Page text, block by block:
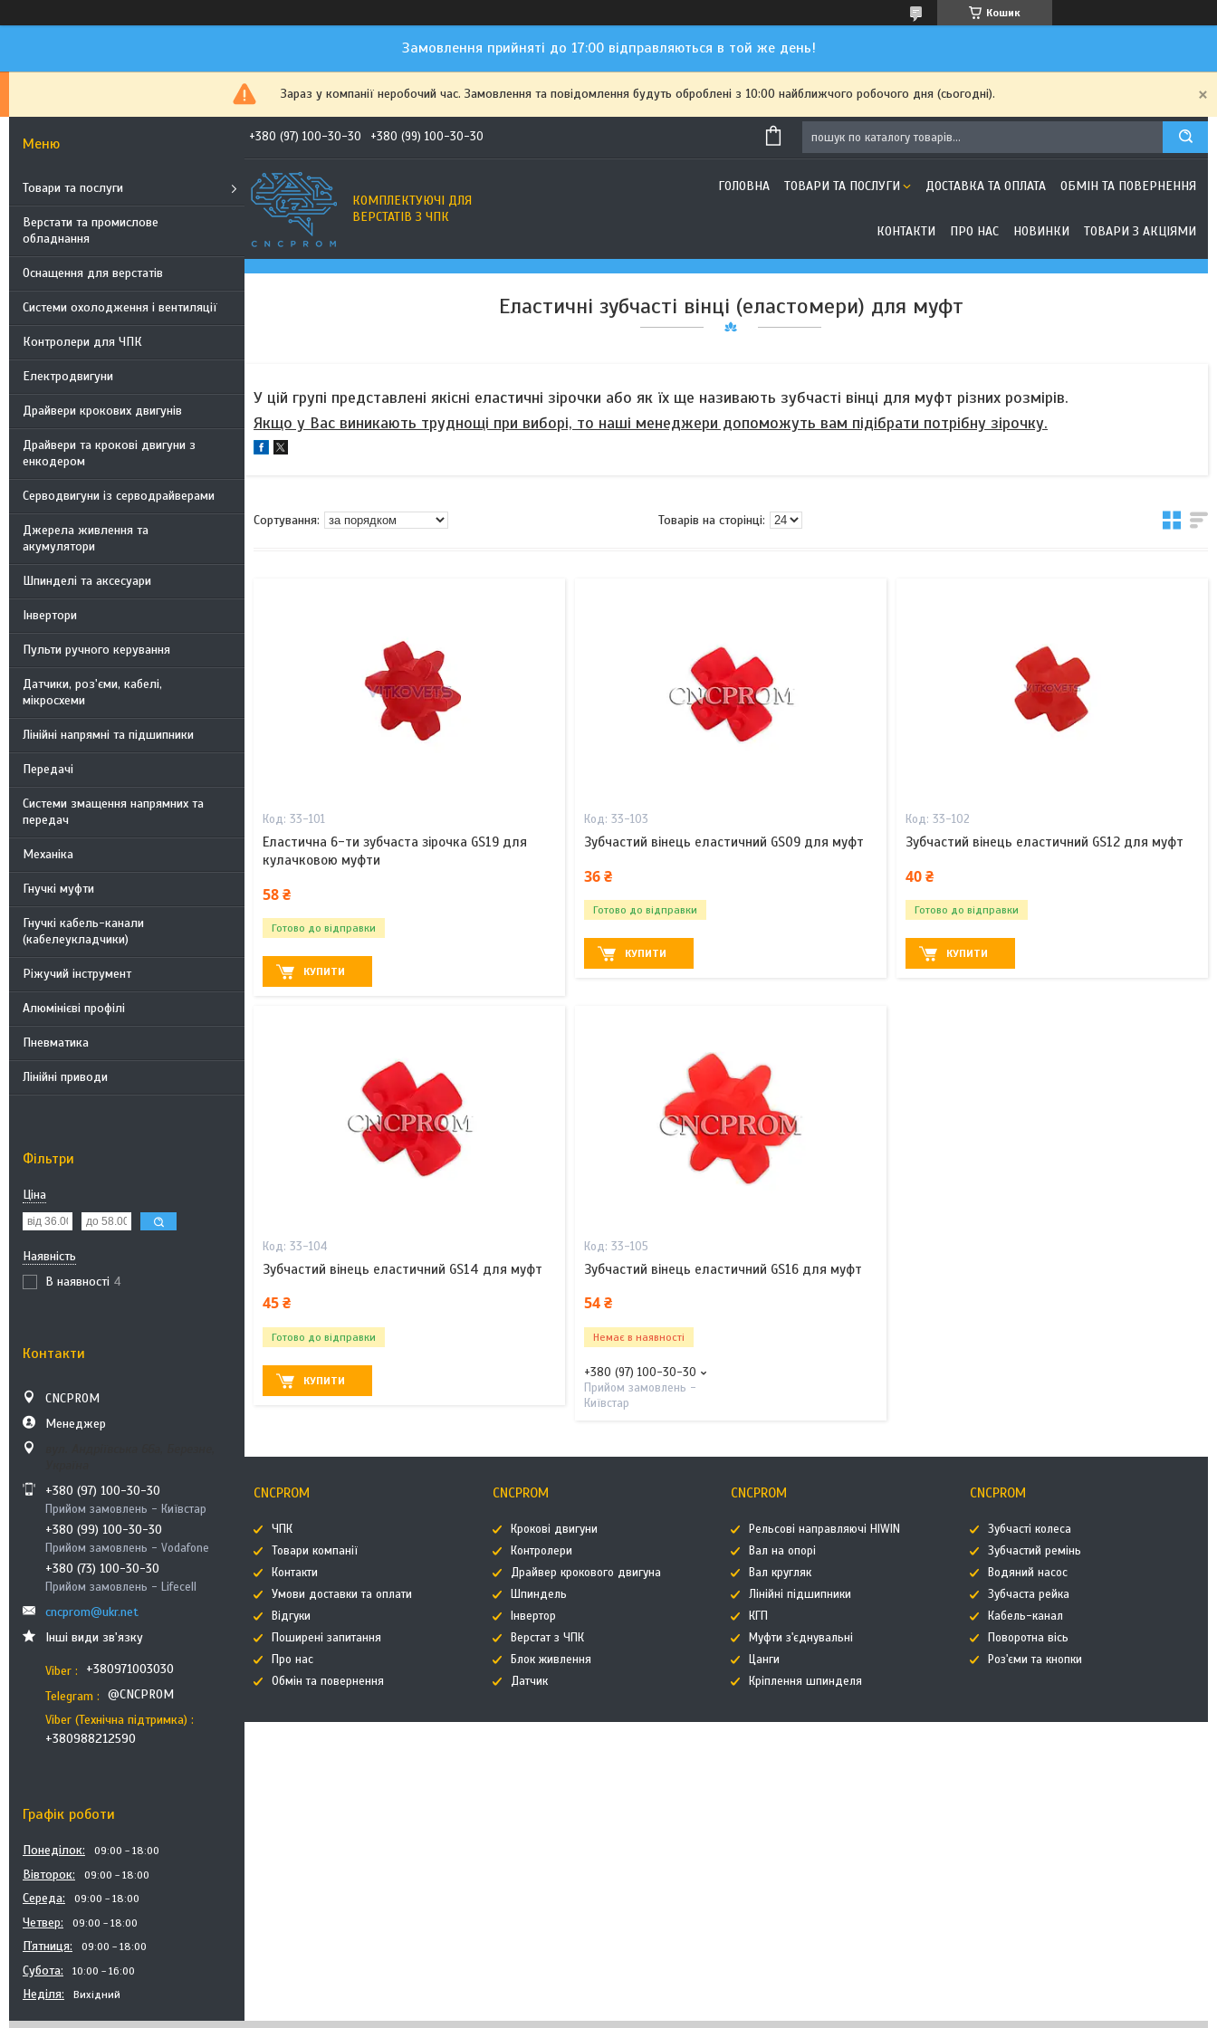
Кошик
Замовлення прийняті до 17:00 відправляються в той же день!
Зараз у компанії неробочий час. Замовлення та повідомлення будуть оброблені з 10:00 найближчого робочого дня (сьогодні).
Товари та послуги
Верстати та промислове
обладнання
Оснащення для верстатів
Системи охолодження і вентиляції
Контролери для ЧПК
Електродвигуни
Драйвери крокових двигунів
Драйвери та крокові двигуни з
енкодером
Серводвигуни із серводрайверами
Джерела живлення та
акумулятори
Шпинделі та аксесуари
Інвертори
Пульти ручного керування
Датчики, роз'єми, кабелі,
мікросхеми
Лінійні напрямні та підшипники
Передачі
Системи змащення напрямних та
передач
Механіка
Гнучкі муфти
Гнучкі кабель-канали
(кабелеукладчики)
Ріжучий інструмент
Алюмінієві профілі
Пневматика
Лінійні приводи
Фільтри
Ціна
Наявність
В наявності 4
Контакти
CNCPROM
Менеджер
+380 (97) 100-30-30
Прийом замовлень - Київстар
+380 (99) 100-30-30
Прийом замовлень - Vodafone
+380 (73) 100-30-30
Прийом замовлень - Lifecell
cncprom@ukr.net
Інші види зв'язку
Viber
+380971003030
Telegram
@CNCPROM
Viber (Технічна підтримка)
+380988212590
Графік роботи
Понеділок 09:00 18:00
Вівторок 09:00 18:00
Середа 09:00 18:00
Четвер 09:00 18:00
Пʼятниця 09:00 18:00
Субота 10:00 16:00
Неділя Вихідний
+380 (97) 100-30-30 +380 (99) 100-30-30
КОМПЛЕКТУЮЧІ ДЛЯ
ВЕРСТАТІВ З ЧПК
ГОЛОВНА ТОВАРИ ТА ПОСЛУГИ ДОСТАВКА ТА ОПЛАТА ОБМІН ТА ПОВЕРНЕННЯ
КОНТАКТИ ПРО НАС НОВИНКИ ТОВАРИ З АКЦІЯМИ
Еластичні зубчасті вінці (еластомери) для муфт
У цій групі представлені якісні еластичні зірочки або як їх ще називають зубчасті вінці для муфт різних розмірів.
Якщо у Вас виникають труднощі при виборі, то наші менеджери допоможуть вам підібрати потрібну зірочку.
33-101
Еластична 6-ти зубчаста зірочка GS19 для
кулачковою муфти
58 ₴
Готово до відправки
КУПИТИ
33-103
Зубчастий вінець еластичний GS09 для муфт
36 ₴
Готово до відправки
КУПИТИ
33-102
Зубчастий вінець еластичний GS12 для муфт
40 ₴
Готово до відправки
КУПИТИ
33-104
Зубчастий вінець еластичний GS14 для муфт
45 ₴
Готово до відправки
КУПИТИ
33-105
Зубчастий вінець еластичний GS16 для муфт
54 ₴
Немає в наявності
+380 (97) 100-30-30
Прийом замовлень -
Київстар
CNCPROM
ЧПК
Товари компанії
Контакти
Умови доставки та оплати
Відгуки
Поширені запитання
Про нас
Обмін та повернення
CNCPROM
Крокові двигуни
Контролери
Драйвер крокового двигуна
Шпиндель
Інвертор
Верстат з ЧПК
Блок живлення
Датчик
CNCPROM
Рельсові направляючі HIWIN
Вал на опорі
Вал кругляк
Лінійні підшипники
КГП
Муфти з'єднувальні
Цанги
Кріплення шпинделя
CNCPROM
Зубчасті колеса
Зубчастий ремінь
Водяний насос
Зубчаста рейка
Кабель-канал
Поворотна вісь
Роз'єми та кнопки